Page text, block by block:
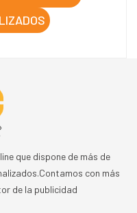
que dispone de más de
con más
de la publicidad